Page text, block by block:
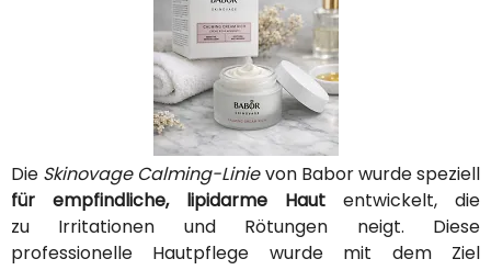
Die Skinovage Calming-Linievon Babor wurde speziell
für empfindliche, lipidarme Haut entwickelt, die
zu Irritationen und Rötungen neigt. Diese
professionelle Hautpflege wurde mit dem Ziel